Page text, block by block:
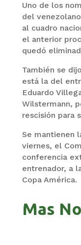
Uno de los
del
al cuadro
el anterior
quedó
También se
está la del
Eduardo
Wilstermann,
rescisión para
Se mantienen
viernes, el
conferencia
entrenador, a
Copa América.
Mas